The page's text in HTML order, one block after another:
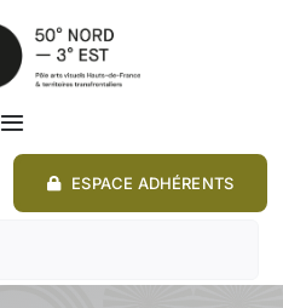
Toggle
NavigationESPACE ADHÉRENTS